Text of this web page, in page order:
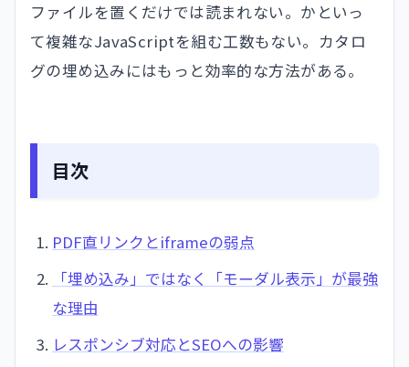
ファイルを置くだけでは読まれない。かといっ
て複雑なJavaScriptを組む工数もない。カタロ
グの埋め込みにはもっと効率的な方法がある。
目次
PDF直リンクとiframeの弱点
「埋め込み」ではなく「モーダル表示」が最強
な理由
レスポンシブ対応とSEOへの影響